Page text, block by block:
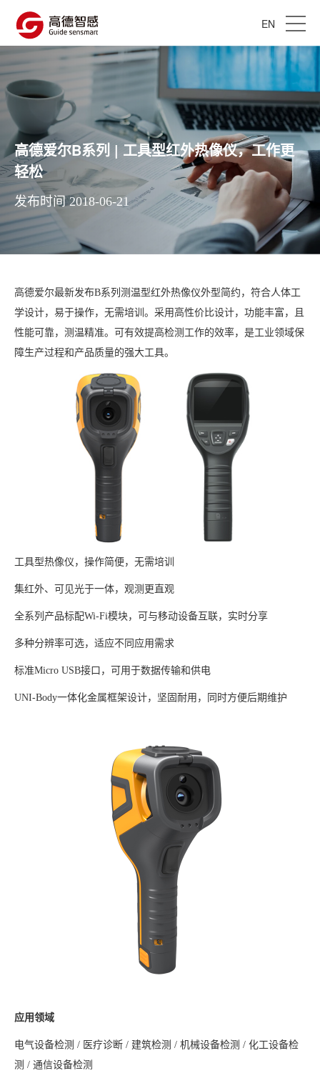
EN
高德爱尔B系列 | 工具型红外热像仪，工作更
轻松
发布时间 2018-06-21
高德爱尔最新发布B系列测温型红外热像仪外型简约，符合人体工
学设计，易于操作，无需培训。采用高性价比设计，功能丰富，且
性能可靠，测温精准。可有效提高检测工作的效率，是工业领域保
障生产过程和产品质量的强大工具。
工具型热像仪，操作简便，无需培训
集红外、可见光于一体，观测更直观
全系列产品标配Wi-Fi模块，可与移动设备互联，实时分享
多种分辨率可选，适应不同应用需求
标准Micro USB接口，可用于数据传输和供电
UNI-Body一体化金属框架设计，坚固耐用，同时方便后期维护
应用领域
电气设备检测 / 医疗诊断 / 建筑检测 / 机械设备检测 / 化工设备检
测 / 通信设备检测